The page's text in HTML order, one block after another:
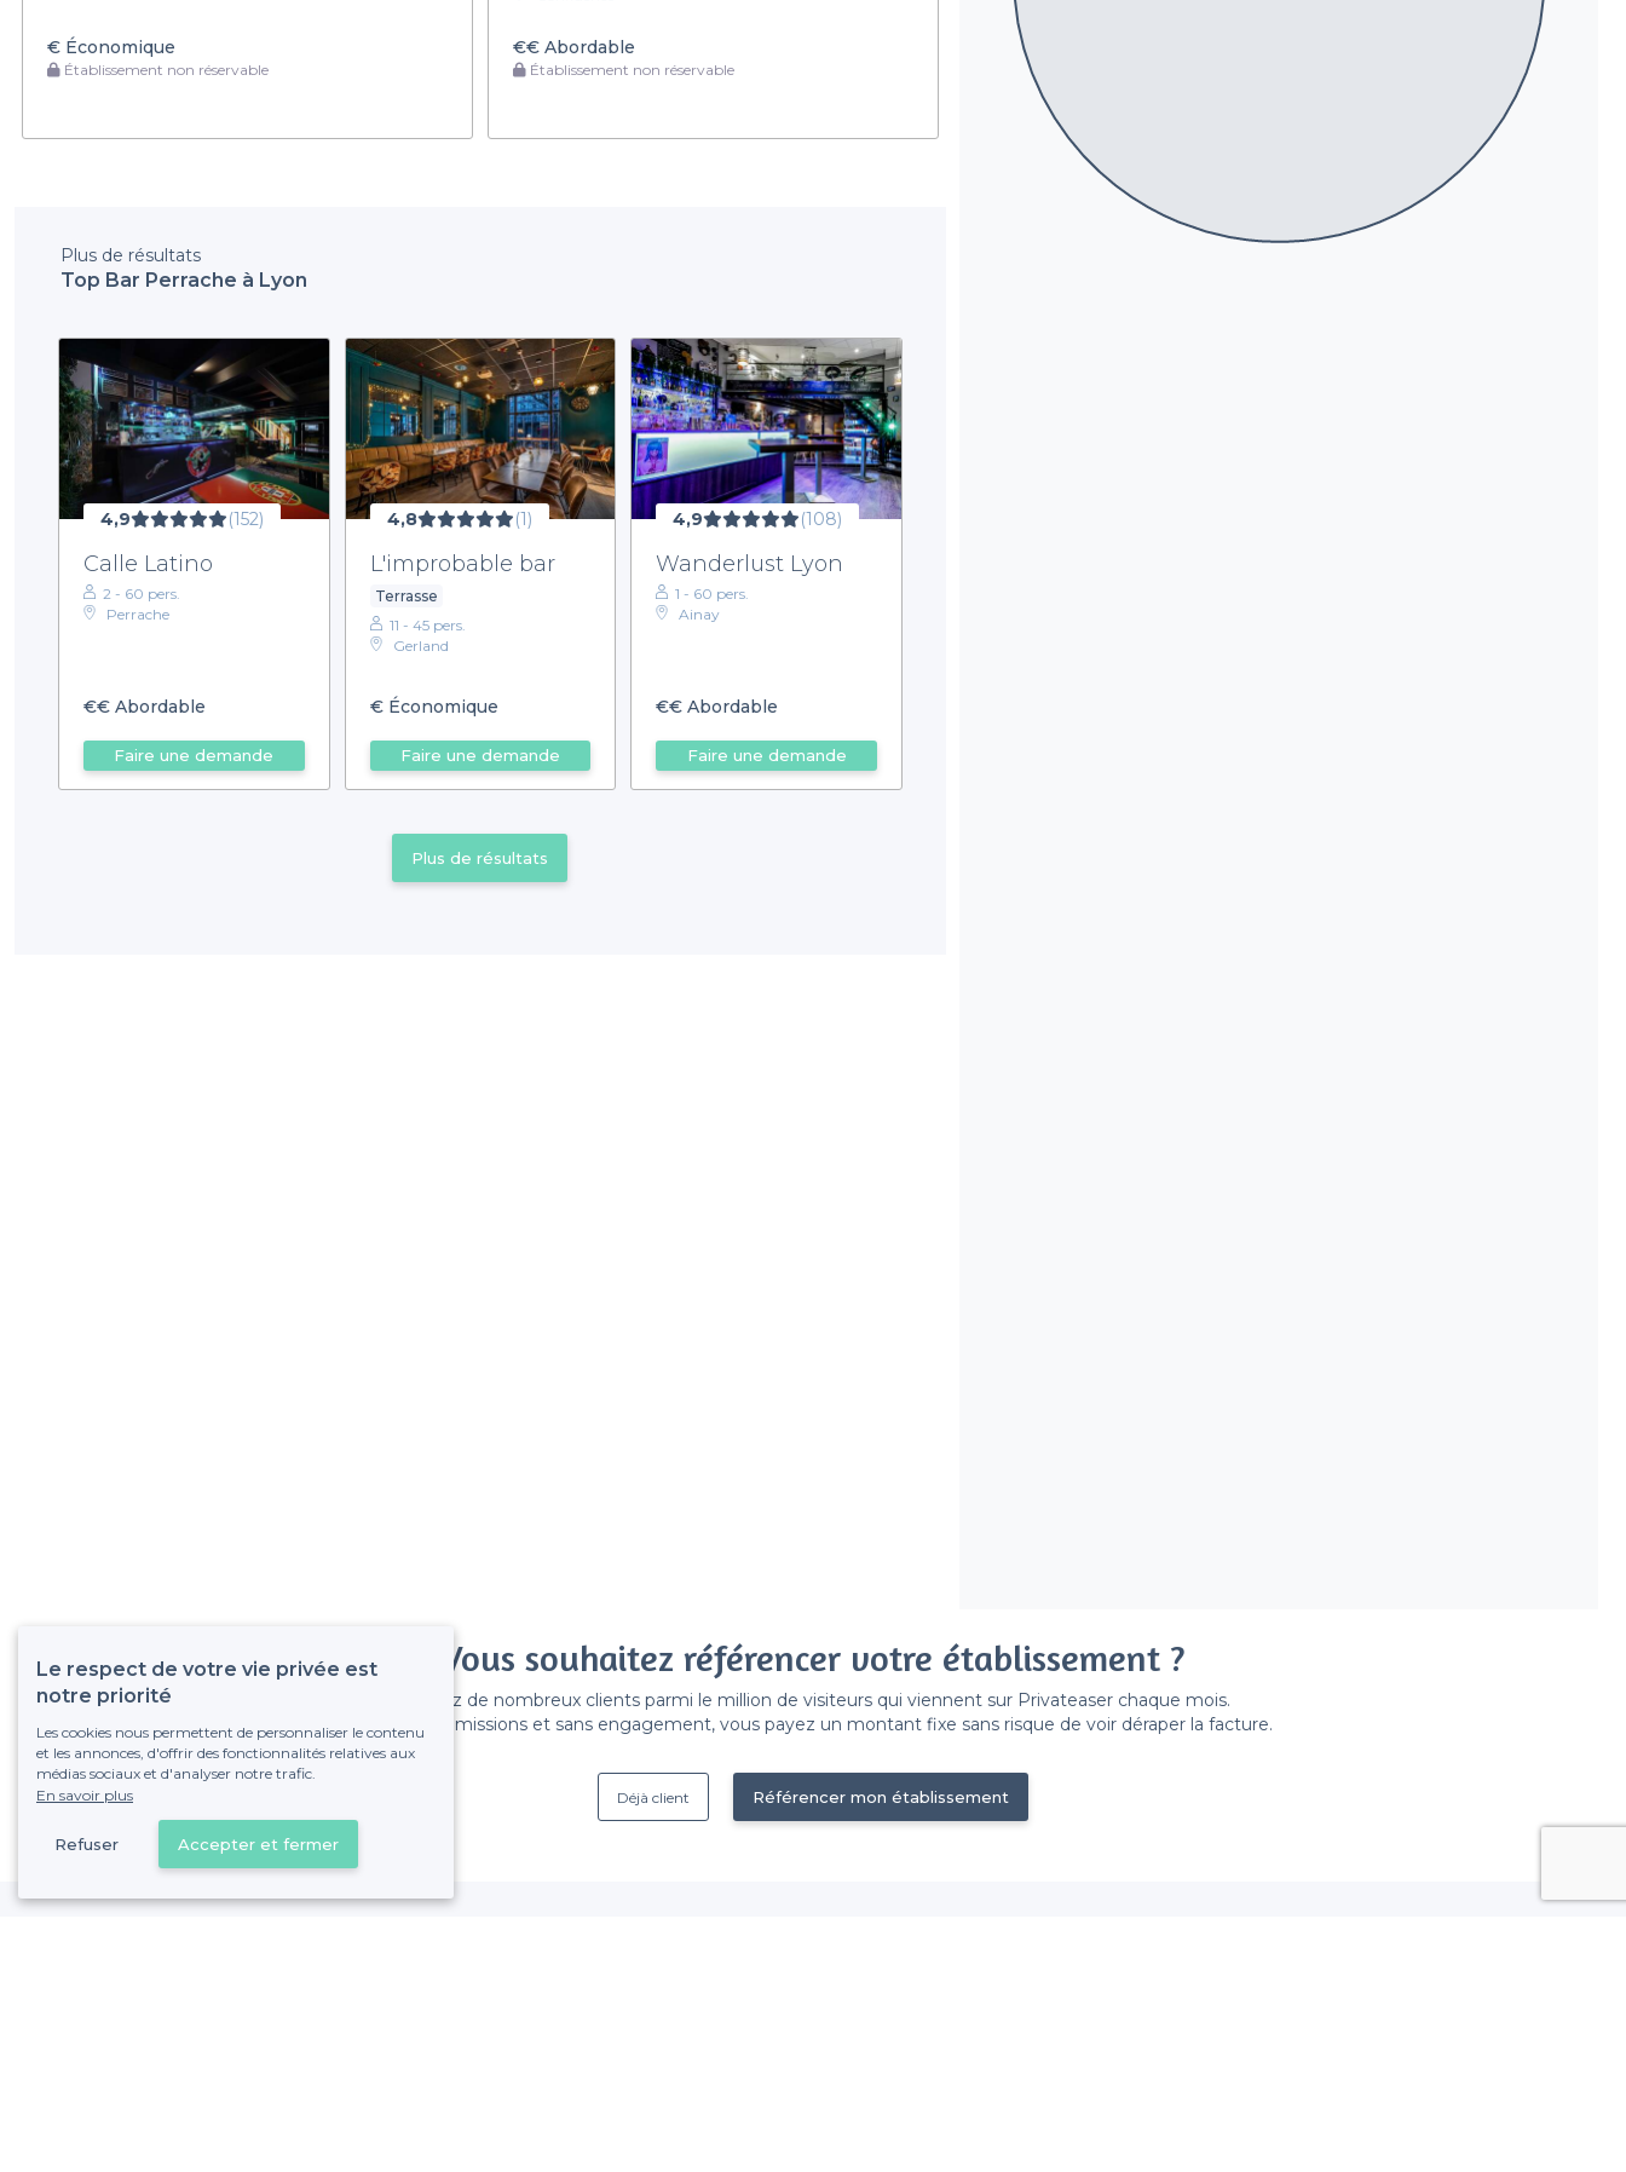
€ Économique
Établissement non réservable
€€Abordable
Établissement non réservable
Plus de résultats
Top Bar Perrache à Lyon
4,9 (152)
Calle Latino
2 - 60 pers.
Perrache
€€ Abordable
Faire une demande
4,8 (1)
L'improbable bar
Terrasse
11 - 45 pers.
Gerland
€Économique
Faire une demande
4,9 (108)
Wanderlust Lyon
1 - 60 pers.
Ainay
€€ Abordable
Faire une demande
Plus de résultats
Vous souhaitez référencer votre établissement ?
Gagnez de nombreux clients parmi le million de visiteurs qui viennent sur Privateaser chaque mois.
Pas de commissions et sans engagement, vous payez un montant fixe sans risque de voir déraper la facture.
Référencer mon établissement
Déjà client
Le respect de votre vie privée est
notre priorité
Les cookies nous permettent de personnaliser le contenu
et les annonces, d'offrir des fonctionnalités relatives aux
médias sociaux et d'analyser notre trafic.
En savoir plus
Refuser Accepter et fermer